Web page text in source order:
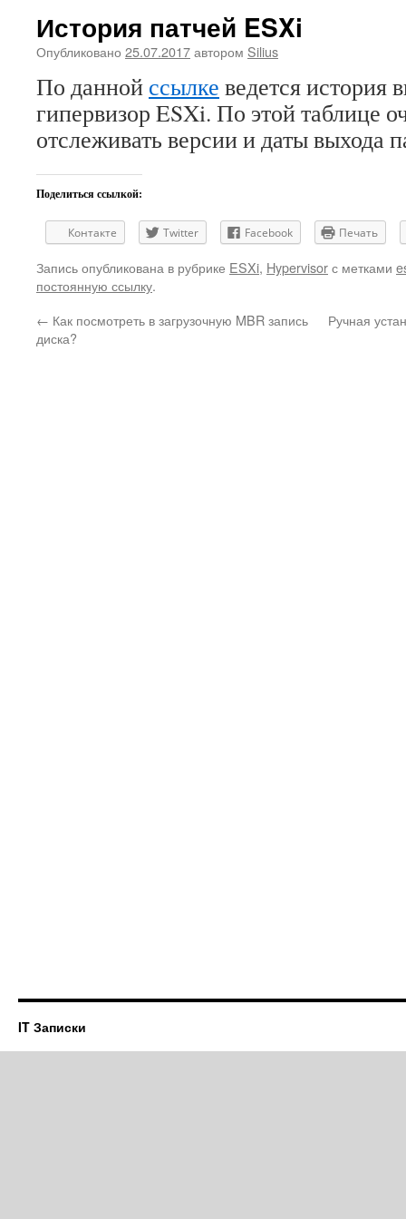
История патчей ESXi
Опубликовано 25.07.2017автором Silius
По данной ссылке ведется история
гипервизор ESXi. По этой таблице
отслеживать версии и даты выхода
Поделиться ссылкой:
Контакте Twitter Facebook Печать
Запись опубликована в рубрике ESXi, Hypervisorс метками
постоянную ссылку.
← Как посмотреть в загрузочную MBR запись
диска?
Ручная
IT Записки